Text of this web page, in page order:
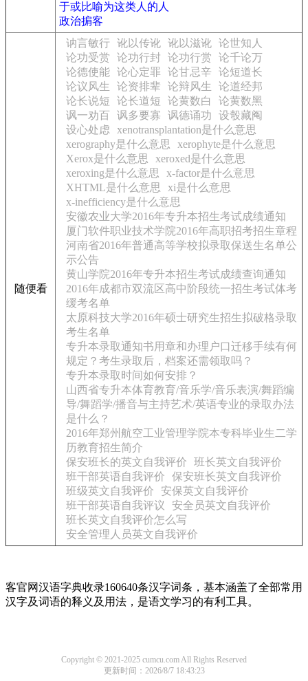
于或比喻为这类人的人
政治掮客
随便看
讷言敏行 讹以传讹 讹以滋讹 论世知人
论功受赏
论功行封 论功行赏
论千论万
论德使能 论心定罪 论甘忌辛
论短道长
论议风生
论资排辈 论辩风生
论道经邦
论长说短
论长道短 论黄数白
论黄数黑
讽一劝百 讽多要寡 讽德诵功
设彀藏阄
设心处虑
xenotransplantation是什么意思
xerography是什么意思
xerophyte是什么意思
Xerox是什么意思
xeroxed是什么意思
xeroxing是什么意思
x-factor是什么意思
XHTML是什么意思
xi是什么意思
x-inefficiency是什么意思
安徽农业大学2016年专升本招生考试成绩通知
厦门软件职业技术学院2016年高职招考招生章程
河南省2016年普通高等学校拟录取保送生名单公
示公告
黄山学院2016年专升本招生考试成绩查询通知
2016年成都市双流区高中阶段统一招生考试体考
缓考名单
太原科技大学2016年硕士研究生招生拟破格录取
考生名单
专升本录取通知书用章和办理户口迁移手续有何
规定？考生录取后，档案还需领取吗？
专升本录取时间如何安排？
山西省专升本体育教育/音乐学/音乐表演/舞蹈编
导/舞蹈学/播音与主持艺术/英语专业的录取办法
是什么？
2016年郑州航空工业管理学院本专科毕业生二学
历教育招生简介
保安班长的英文自我评价
班长英文自我评价
班干部英语自我评价
保安班长英文自我评价
班级英文自我评价
安保英文自我评价
班干部英语自我评议
安全员英文自我评价
班长英文自我评价怎么写
安全管理人员英文自我评价
客官网汉语字典收录160640条汉字词条，基本涵盖了全部常用
汉字及词语的释义及用法，是语文学习的有利工具。
Copyright © 2021-2025 cumcu.com All Rights Reserved
更新时间：2026/8/7 18:43:23